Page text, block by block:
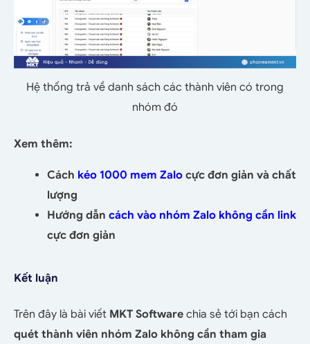
Hệ thống trả về danh sách các thành viên có trong
nhóm đó
Xem thêm:
Cách kéo 1000 mem Zalo cực đơn giản và chất
lượng
Hướng dẫn cách vào nhóm Zalo không cần link
cực đơn giản
Kết luận
Trên đây là bài viết MKT Software chia sẻ tới bạn cách
quét thành viên nhóm Zalo không cần tham gia